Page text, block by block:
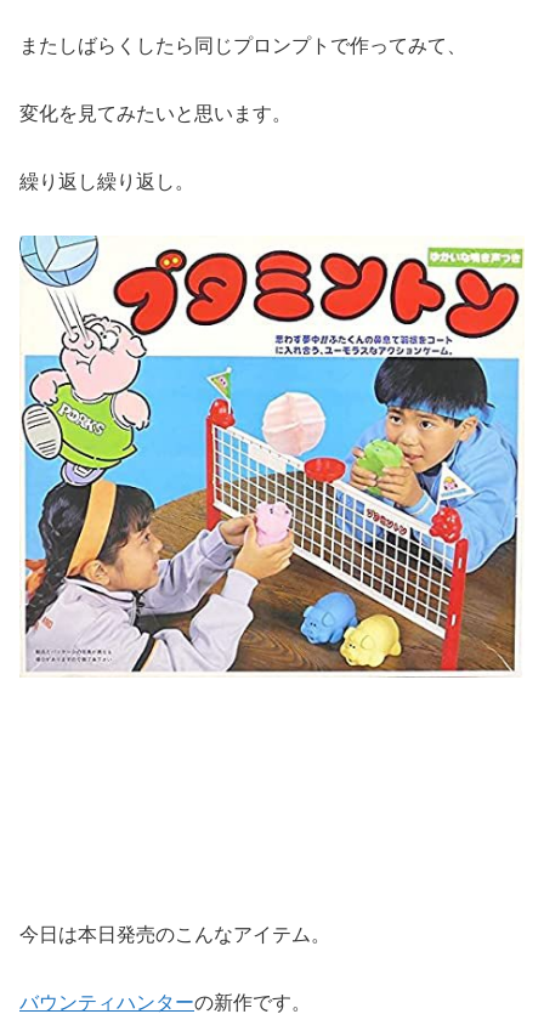
またしばらくしたら同じプロンプトで作ってみて、
変化を見てみたいと思います。
繰り返し繰り返し。
今日は本日発売のこんなアイテム。
バウンティハンターの新作です。